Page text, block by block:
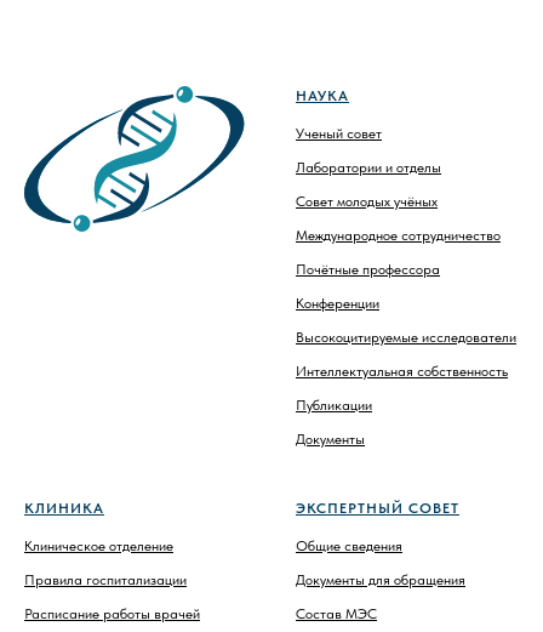
НАУКА
Ученый совет
Лаборатории и отделы
Совет молодых учёных
Международное сотрудничество
Почётные профессора
Конференции
Высокоцитируемые исследователи
Интеллектуальная собственность
Публикации
Документы
КЛИНИКА
Клиническое отделение
Правила госпитализации
Расписание работы врачей
ЭКСПЕРТНЫЙ СОВЕТ
Общие сведения
Документы для обращения
Состав МЭС